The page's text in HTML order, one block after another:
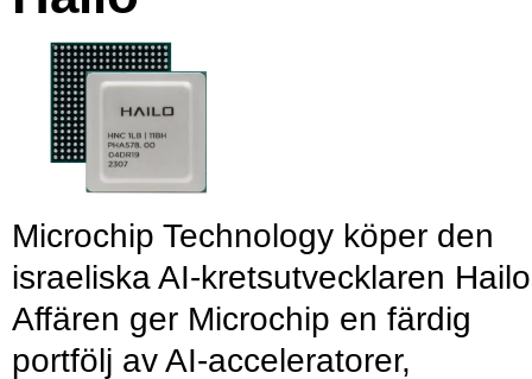
Microchip Technology köper den
israeliska AI-kretsutvecklaren
Affären ger Microchip en färdig
portfölj av AI-acceleratorer,